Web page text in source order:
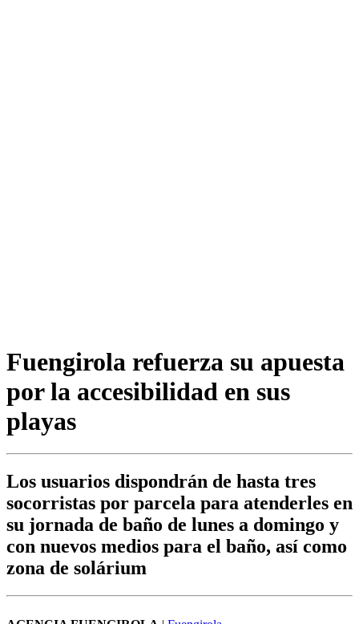
Fuengirola refuerza su apuesta
por la accesibilidad en sus
playas
Los usuarios dispondrán de hasta tres
socorristas por parcela para atenderles en
su jornada de baño de lunes a domingo y
con nuevos medios para el baño, así como
zona de solárium